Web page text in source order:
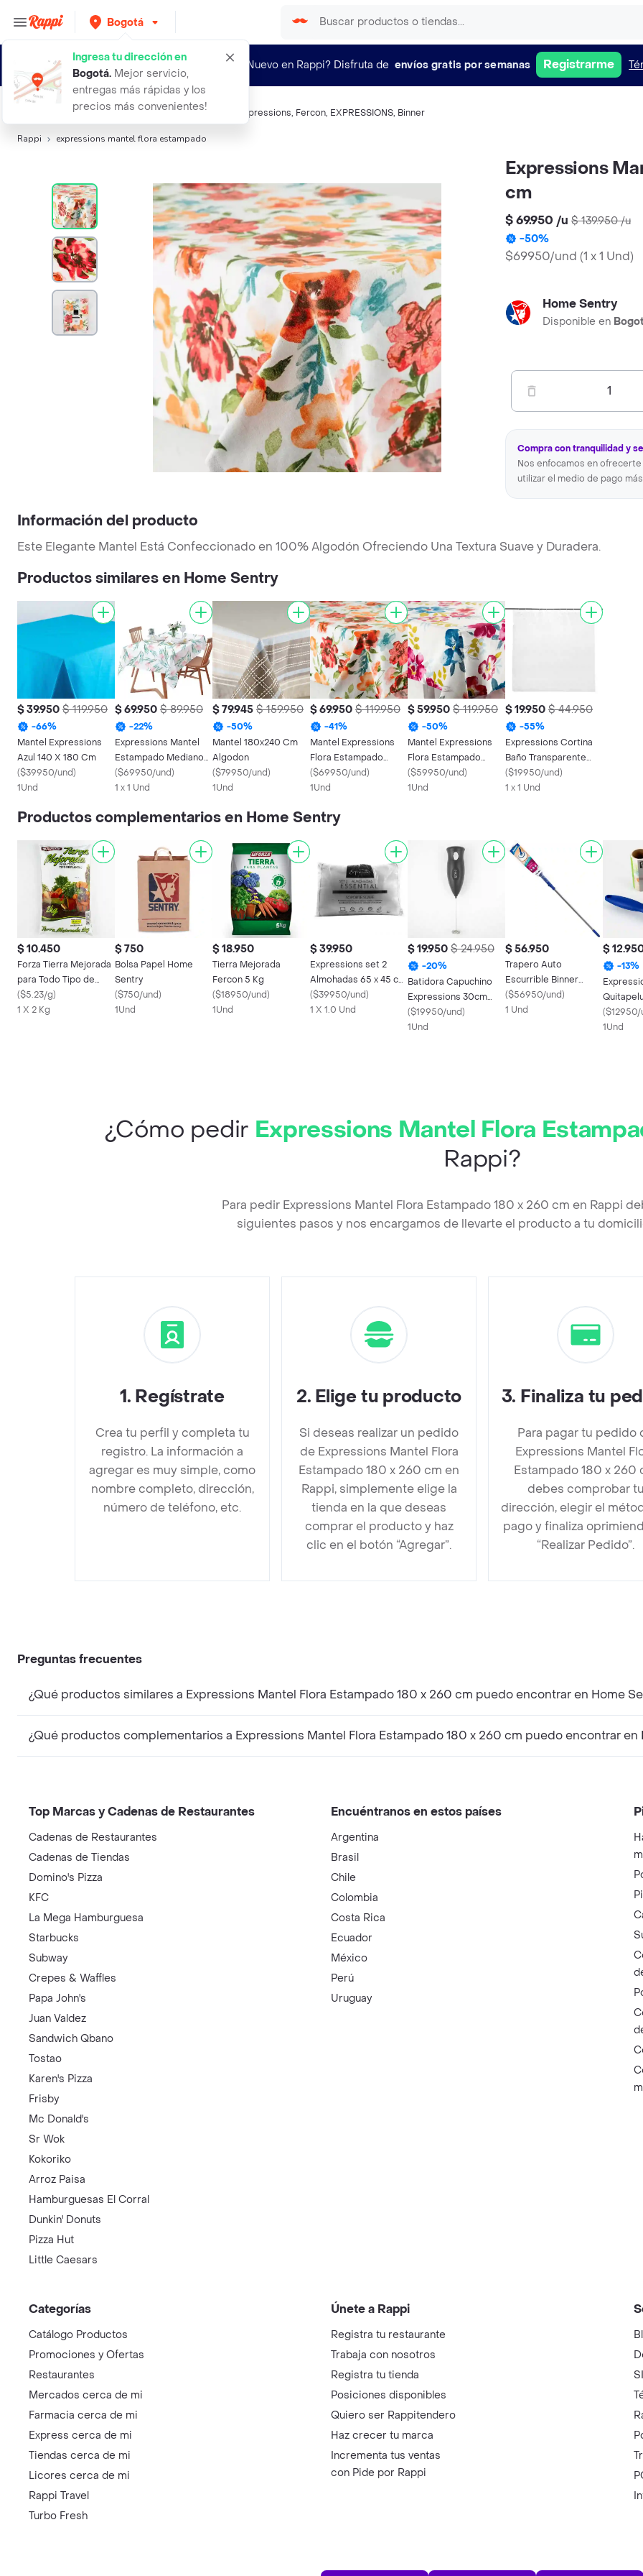
Bogotá
Ingresa tu dirección en
Bogotá. Mejor servicio,
entregas más rápidas y los
precios más convenientes!
¿Nuevo en Rappi? Disfruta de envíos gratis por semanas Registrarme
Búsquedas relacionadas:Decoración para la mesa Expressions, Fercon, EXPRESSIONS, Binner
Rappi expressions mantel flora estampado
Expressions
cm
$ 69.950 /u $ 139.950/u
-50%
$69950/und (1 x 1 Und)
Home Sentry
Disponible en
1
Compra con tranquilidad y
Nos enfocamos en
utilizar el medio de pago
Información del producto
Este Elegante Mantel Está Confeccionado en 100% Algodón Ofreciendo Una Textura Suave y Duradera.
Productos similares en Home Sentry
$ 39.950 $ 119.950
-66%
Mantel Expressions
Azul 140 X 180 Cm
($39950/und)
1Und
$ 69.950 $ 89.950
-22%
Expressions Mantel
Estampado Mediano
Verde 140 x 220
891463 100
($69950/und)
1 x 1 Und
$ 79.945 $ 159.950
-50%
Mantel 180x240 Cm
Algodon
($79950/und)
1Und
$ 69.950 $ 119.950
-41%
Mantel Expressions
Flora Estampado
150x210cm Rosa
Algodon
($69950/und)
1Und
$ 59.950 $ 119.950
-50%
Mantel Expressions
Flora Estampado
150x210cm Blanco
Algodon
($59950/und)
1Und
$ 19.950 $ 44.950
-55%
Expressions Cortina
Baño Transparente
180 x 180 cm Ge11
($19950/und)
1 x 1 Und
Productos complementarios en Home Sentry
$ 10.450
Forza Tierra Mejorada
para Todo Tipo de
Plantas
($5.23/g)
1 X 2 Kg
$ 750
Bolsa Papel Home
Sentry
($750/und)
1Und
$ 18.950
Tierra Mejorada
Fercon 5 Kg
($18950/und)
1Und
$ 39.950
Expressions set 2
Almohadas 65 x 45 cm
Soporte suave
($39950/und)
1 X 1.0 Und
$ 19.950 $ 24.950
-20%
Batidora Capuchino
Expressions 30cm
Negro Acero
Inoxidable
($19950/und)
1Und
$ 56.950
Trapero Auto
Escurrible Binner
107561
($56950/und)
1 Und
$
-13%
($12950/
1Und
¿Cómo pedir Expressions Mantel Flora
Rappi?
Para pedir Expressions Mantel Flora Estampado 180 x 260 cm en Rappi
siguientes pasos y nos encargamos de llevarte el producto a tu
1. Regístrate
Crea tu perfil y completa tu
registro. La información a
agregar es muy simple, como
nombre completo, dirección,
número de teléfono, etc.
2. Elige tu producto
Si deseas realizar un pedido
de Expressions Mantel Flora
Estampado 180 x 260 cm en
Rappi, simplemente elige la
tienda en la que deseas
comprar el producto y haz
clic en el botón “Agregar”.
3. Finaliza tu
Para pagar tu pedido
Expressions Mantel
Estampado 180 x 260
debes comprobar tu
dirección, elegir el
pago y finaliza
“Realizar Pedido”.
Preguntas frecuentes
¿Qué productos similares a Expressions Mantel Flora Estampado 180 x 260 cm puedo encontrar en Home
¿Qué productos complementarios a Expressions Mantel Flora Estampado 180 x 260 cm puedo encontrar en
Top Marcas y Cadenas de Restaurantes
Cadenas de Restaurantes
Cadenas de Tiendas
Domino's Pizza
KFC
La Mega Hamburguesa
Starbucks
Subway
Crepes & Waffles
Papa John's
Juan Valdez
Sandwich Qbano
Tostao
Karen's Pizza
Frisby
Mc Donald's
Sr Wok
Kokoriko
Arroz Paisa
Hamburguesas El Corral
Dunkin' Donuts
Pizza Hut
Little Caesars
Encuéntranos en estos países
Argentina
Brasil
Chile
Colombia
Costa Rica
Ecuador
México
Perú
Uruguay
Categorías
Catálogo Productos
Promociones y Ofertas
Restaurantes
Mercados cerca de mi
Farmacia cerca de mi
Express cerca de mi
Tiendas cerca de mi
Licores cerca de mi
Rappi Travel
Turbo Fresh
Únete a Rappi
Registra tu restaurante
Trabaja con nosotros
Registra tu tienda
Posiciones disponibles
Quiero ser Rappitendero
Haz crecer tu marca
Incrementa tus ventas
con Pide por Rappi